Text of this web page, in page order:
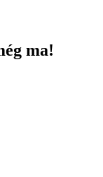
ma!